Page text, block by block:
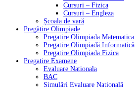
Cursuri – Fizica
Cursuri – Engleza
Școala de vară
Pregătire Olimpiade
Pregatire Olimpiada Matematica
Pregatire Olimpiadă Informatică
Pregatire Olimpiada Fizica
Pregatire Examene
Evaluare Nationala
BAC
Simulări Evaluare Natională